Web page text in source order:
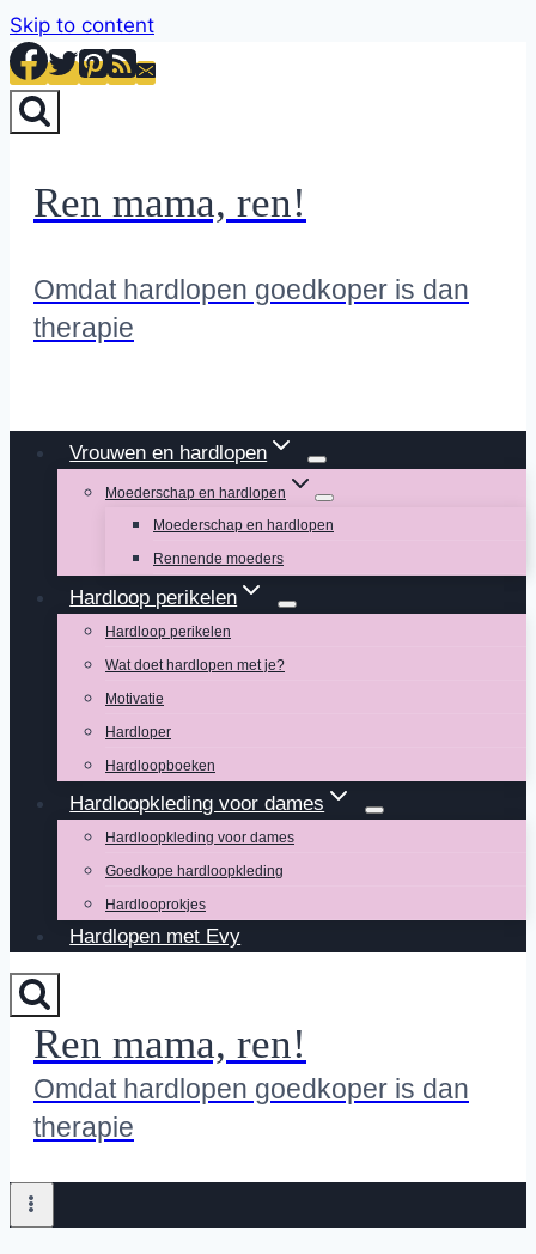
Skip to content
Ren mama, ren!
Omdat hardlopen goedkoper is dan
therapie
Vrouwen en hardlopen
Moederschap en hardlopen
Moederschap en hardlopen
Rennende moeders
Hardloop perikelen
Hardloop perikelen
Wat doet hardlopen met je?
Motivatie
Hardloper
Hardloopboeken
Hardloopkleding voor dames
Hardloopkleding voor dames
Goedkope hardloopkleding
Hardlooprokjes
Hardlopen met Evy
Ren mama, ren!
Omdat hardlopen goedkoper is dan
therapie